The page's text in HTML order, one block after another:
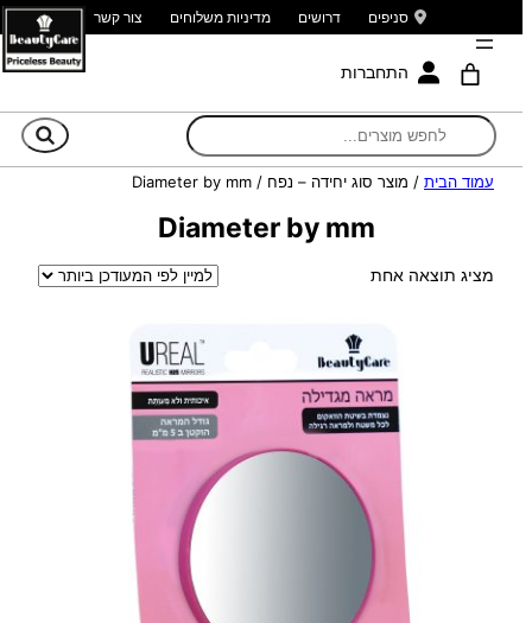
סניפים דרושים מדיניות משלוחים צור קשר
התחברות
עמוד הבית / מוצר סוג יחידה – נפח / Diameter by mm
Diameter by mm
מציג תוצאה אחת